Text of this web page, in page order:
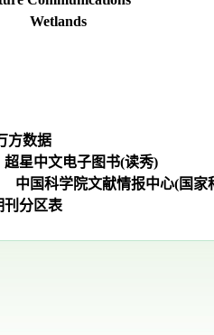
方数据
超星中文电子图书(读秀)
中国科学院文献情报中心(国家
刊分区表